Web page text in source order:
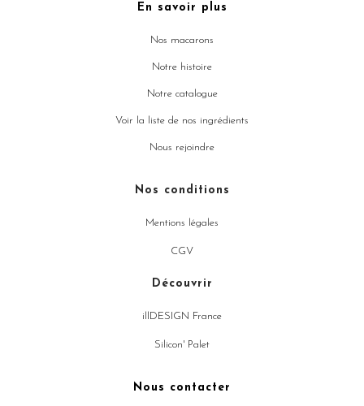
En savoir plus
Nos macarons
Notre histoire
Notre catalogue
Voir la liste de nos ingrédients
Nous rejoindre
Nos conditions
Mentions légales
CGV
Découvrir
illDESIGN France
Silicon' Palet
Nous contacter